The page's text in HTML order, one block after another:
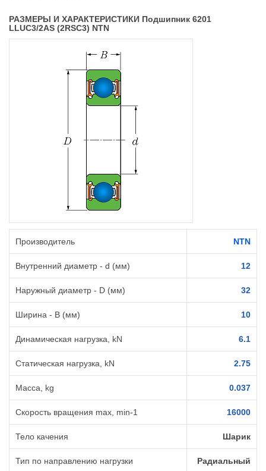
РАЗМЕРЫ И ХАРАКТЕРИСТИКИ Подшипник 6201
LLUC3/2AS (2RSC3) NTN
Производитель NTN
Внутренний диаметр - d (мм) 12
Наружный диаметр - D (мм) 32
Ширина - B (мм) 10
Динамическая нагрузка, kN 6.1
Статическая нагрузка, kN 2.75
Масса, kg 0.037
Cкорость вращения max, min-1 16000
Тело качения Шарик
Тип по направлению нагрузки Радиальный